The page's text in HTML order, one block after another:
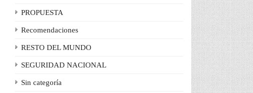
PROPUESTA
Recomendaciones
RESTO DEL MUNDO
SEGURIDAD NACIONAL
Sin categoría